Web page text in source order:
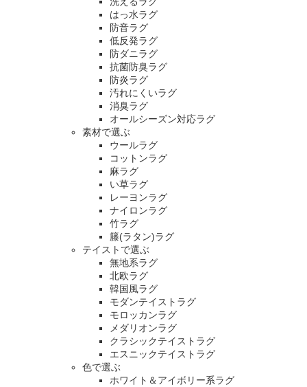
はっ水ラグ
防音ラグ
低反発ラグ
防ダニラグ
抗菌防臭ラグ
防炎ラグ
汚れにくいラグ
消臭ラグ
オールシーズン対応ラグ
素材で選ぶ
ウールラグ
コットンラグ
麻ラグ
い草ラグ
レーヨンラグ
ナイロンラグ
竹ラグ
籐(ラタン)ラグ
テイストで選ぶ
無地系ラグ
北欧ラグ
韓国風ラグ
モダンテイストラグ
モロッカンラグ
メダリオンラグ
クラシックテイストラグ
エスニックテイストラグ
色で選ぶ
ホワイト＆アイボリー系ラグ